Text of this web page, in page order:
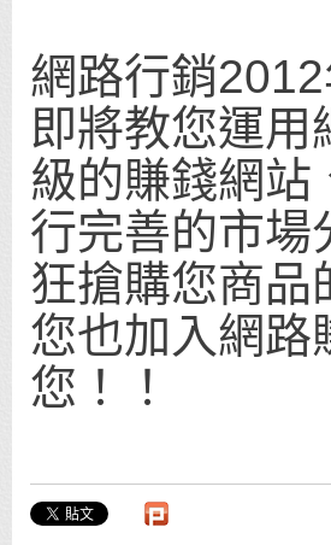
網路行銷
即將教您運用
級的賺錢網站
行完善的市場
狂搶購您商品
您也加入網路
您！！